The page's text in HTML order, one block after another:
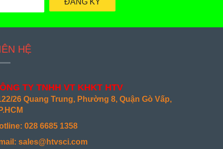
ĐĂNG KÝ
HỆ
TY TNHH VT KHKT HTV
26 Quang Trung, Phường 8, Quận Gò Vấp,
028 6685 1358
sales@htvsci.com